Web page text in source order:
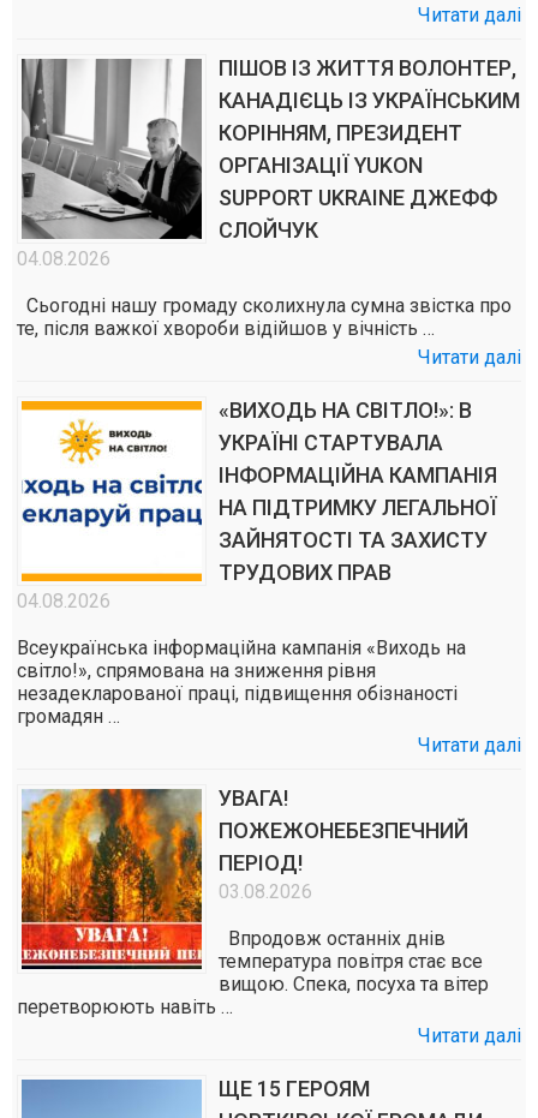
Читати далі
ПІШОВ ІЗ ЖИТТЯ ВОЛОНТЕР,
КАНАДІЄЦЬ ІЗ УКРАЇНСЬКИМ
КОРІННЯМ, ПРЕЗИДЕНТ
ОРГАНІЗАЦІЇ YUKON
SUPPORT UKRAINE ДЖЕФФ
СЛОЙЧУК
04.08.2026
Сьогодні нашу громаду сколихнула сумна звістка про
те, після важкої хвороби відійшов у вічність …
Читати далі
«ВИХОДЬ НА СВІТЛО!»: В
УКРАЇНІ СТАРТУВАЛА
ІНФОРМАЦІЙНА КАМПАНІЯ
НА ПІДТРИМКУ ЛЕГАЛЬНОЇ
ЗАЙНЯТОСТІ ТА ЗАХИСТУ
ТРУДОВИХ ПРАВ
04.08.2026
Всеукраїнська інформаційна кампанія «Виходь на
світло!», спрямована на зниження рівня
незадекларованої праці, підвищення обізнаності
громадян …
Читати далі
УВАГА!
ПОЖЕЖОНЕБЕЗПЕЧНИЙ
ПЕРІОД!
03.08.2026
Впродовж останніх днів
температура повітря стає все
вищою. Спека, посуха та вітер
перетворюють навіть …
Читати далі
ЩЕ 15 ГЕРОЯМ